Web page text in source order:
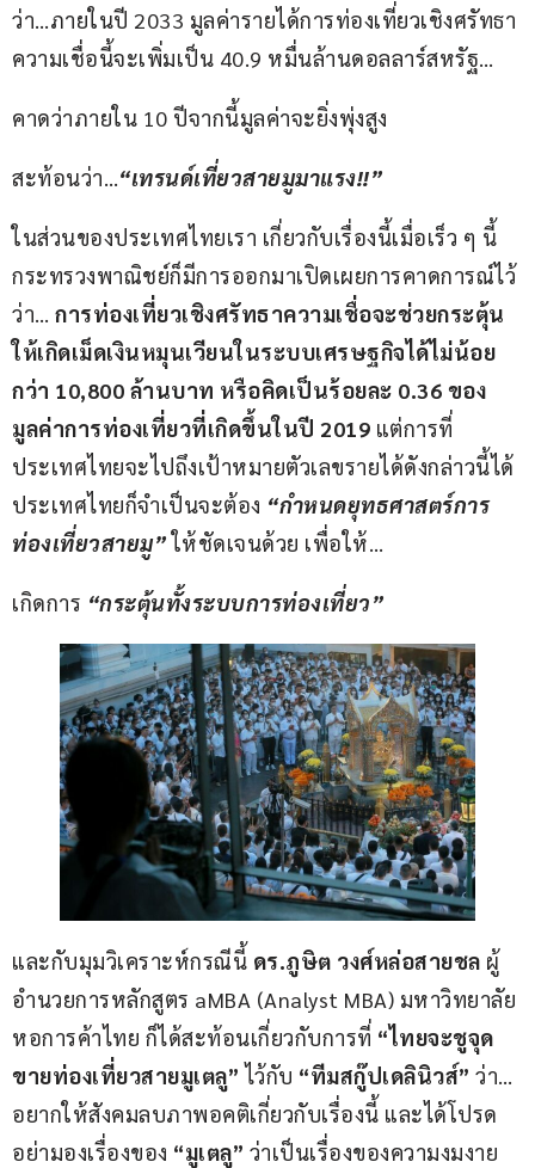
ว่า…ภายในปี 2033 มูลค่ารายได้การท่องเที่ยวเชิงศรัทธา
ความเชื่อนี้จะเพิ่มเป็น 40.9 หมื่นล้านดอลลาร์สหรัฐ…
คาดว่าภายใน 10 ปีจากนี้มูลค่าจะยิ่งพุ่งสูง
สะท้อนว่า…“เทรนด์เที่ยวสายมูมาแรง!!”
ในส่วนของประเทศไทยเรา เกี่ยวกับเรื่องนี้เมื่อเร็ว ๆ นี้
กระทรวงพาณิชย์ก็มีการออกมาเปิดเผยการคาดการณ์ไว้
ว่า… การท่องเที่ยวเชิงศรัทธาความเชื่อจะช่วยกระตุ้น
ให้เกิดเม็ดเงินหมุนเวียนในระบบเศรษฐกิจได้ไม่น้อย
กว่า 10,800 ล้านบาท หรือคิดเป็นร้อยละ 0.36 ของ
มูลค่าการท่องเที่ยวที่เกิดขึ้นในปี 2019 แต่การที่
ประเทศไทยจะไปถึงเป้าหมายตัวเลขรายได้ดังกล่าวนี้ได้
ประเทศไทยก็จำเป็นจะต้อง “กำหนดยุทธศาสตร์การ
ท่องเที่ยวสายมู”ให้ชัดเจนด้วย เพื่อให้…
เกิดการ “กระตุ้นทั้งระบบการท่องเที่ยว”
และกับมุมวิเคราะห์กรณีนี้ ดร.ภูษิต วงศ์หล่อสายชล ผู้
อำนวยการหลักสูตร aMBA (Analyst MBA) มหาวิทยาลัย
หอการค้าไทย ก็ได้สะท้อนเกี่ยวกับการที่ “ไทยจะชูจุด
ขายท่องเที่ยวสายมูเตลู” ไว้กับ “ทีมสกู๊ปเดลินิวส์” ว่า…
อยากให้สังคมลบภาพอคติเกี่ยวกับเรื่องนี้ และได้โปรด
อย่ามองเรื่องของ “มูเตลู” ว่าเป็นเรื่องของความงมงาย